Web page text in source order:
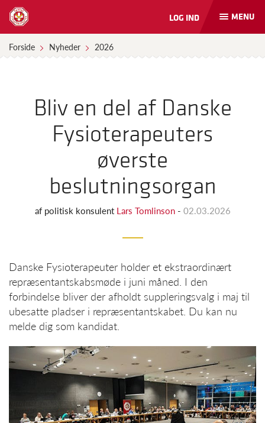
Åbn
og
MENU
LOG IND
Forside Nyheder 2026
Bliv en del af Danske
Fysioterapeuters
øverste
beslutningsorgan
af politisk konsulent Lars Tomlinson - 02.03.2026
Danske Fysioterapeuter holder et ekstraordinært
repræsentantskabsmøde i juni måned. I den
forbindelse bliver der afholdt suppleringsvalg i maj til
ubesatte pladser i repræsentantskabet. Du kan nu
melde dig som kandidat.